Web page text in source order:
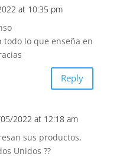
at 10:35 pm
todo lo que enseña en
Reply
2022 at 12:18 am
sus productos,
Unidos ??